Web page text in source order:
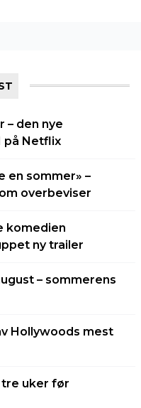
– den nye
på Netflix
en sommer» –
overbeviser
komedien
ny trailer
– sommerens
Hollywoods mest
uker før